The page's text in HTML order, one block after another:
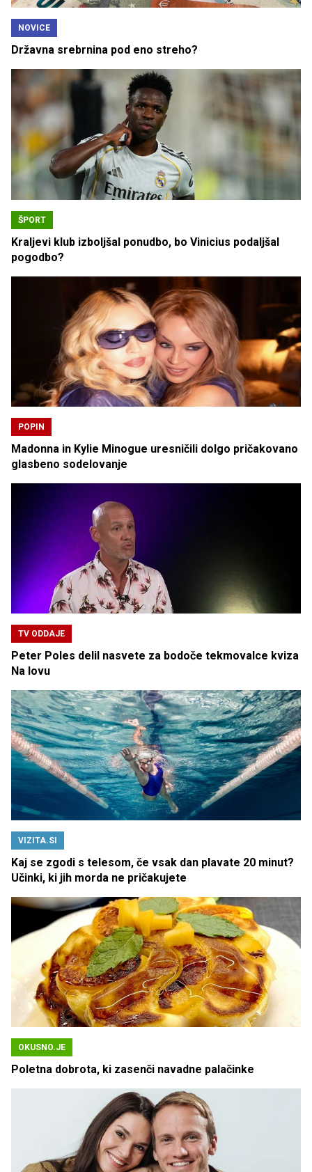
NOVICE
Državna srebrnina pod eno streho?
ŠPORT
Kraljevi klub izboljšal ponudbo, bo Vinicius podaljšal
pogodbo?
POPIN
Madonna in Kylie Minogue uresničili dolgo pričakovano
glasbeno sodelovanje
TV ODDAJE
Peter Poles delil nasvete za bodoče tekmovalce kviza
Na lovu
VIZITA.SI
Kaj se zgodi s telesom, če vsak dan plavate 20 minut?
Učinki, ki jih morda ne pričakujete
OKUSNO.JE
Poletna dobrota, ki zasenči navadne palačinke